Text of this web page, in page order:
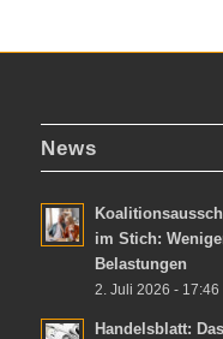
News
im Stich:
Belastungen
2. Juli 2026 - 17:46
Handelsblatt: